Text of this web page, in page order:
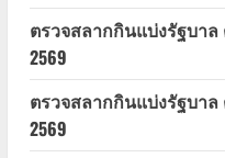
ตรวจสลากกินแบ่งรัฐบา
2569
ตรวจสลากกินแบ่งรัฐบา
2569